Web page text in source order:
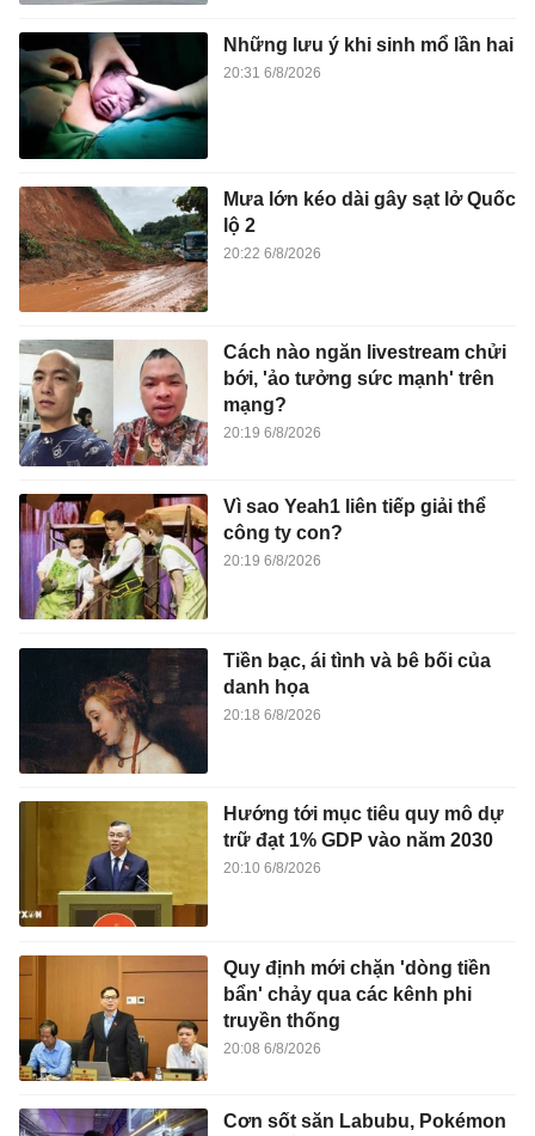
Những lưu ý khi sinh mổ lần hai
20:31 6/8/2026
Mưa lớn kéo dài gây sạt lở Quốc
lộ 2
20:22 6/8/2026
Cách nào ngăn livestream chửi
bới, 'ảo tưởng sức mạnh' trên
mạng?
20:19 6/8/2026
Vì sao Yeah1 liên tiếp giải thể
công ty con?
20:19 6/8/2026
Tiền bạc, ái tình và bê bối của
danh họa
20:18 6/8/2026
Hướng tới mục tiêu quy mô dự
trữ đạt 1% GDP vào năm 2030
20:10 6/8/2026
Quy định mới chặn 'dòng tiền
bẩn' chảy qua các kênh phi
truyền thống
20:08 6/8/2026
Cơn sốt săn Labubu, Pokémon